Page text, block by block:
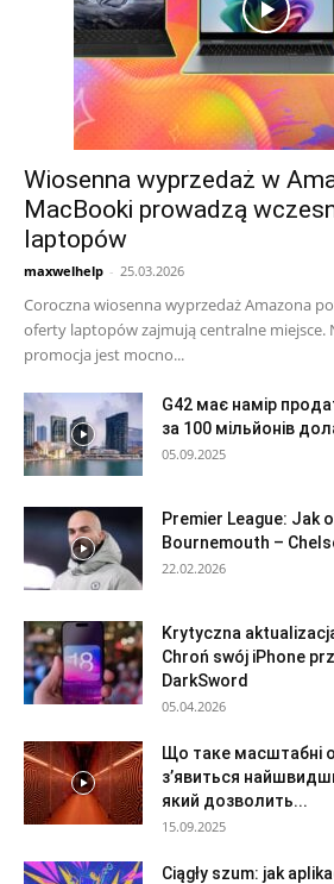
Wiosenna wyprzedaż w
MacBooki prowadzą
laptopów
maxwelhelp - 25.03.2026
Coroczna wiosenna wyprzedaż Amazona
oferty laptopów zajmują centralne miejsce.
promocja jest mocno...
G42 має намір
за 100 мільйонів
05.09.2025
Premier League: Jak
Bournemouth –
22.02.2026
Krytyczna
Chroń swój iPhone
DarkSword
05.04.2026
Що таке масштабні
з’явиться
який дозволить...
15.09.2025
Ciągły szum: jak